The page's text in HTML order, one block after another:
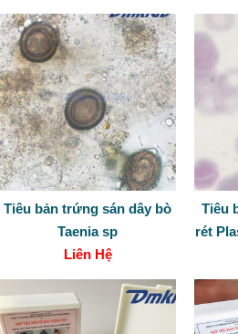
Tiêu bản trứng sán dây bò
Taenia sp
Liên Hệ
Tiêu
rét